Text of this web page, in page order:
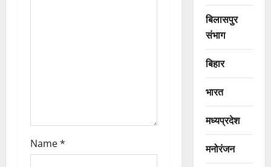
Name*
बिलासपुर
संभाग
बिहार
भारत
मध्यप्रदेश
मनोरंजन